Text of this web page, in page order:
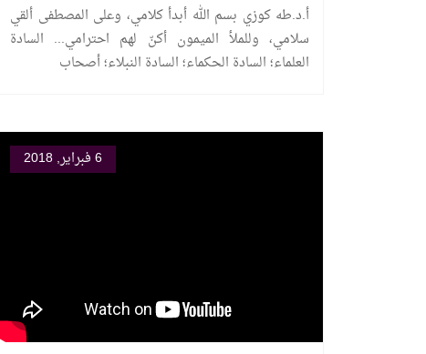
أ.د.طه كوزي بسم الله أبدأ كلامي، وعلى المصطفى ألقي
سلامي، وللملأ الميمون أكنّ لهم احترامي... السادة
العلماء؛ السادة الحكماء؛ السادة النبلاء؛ أصحاب
6 فبراير, 2018